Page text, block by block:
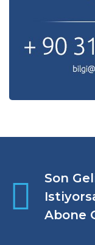
Son
Abone